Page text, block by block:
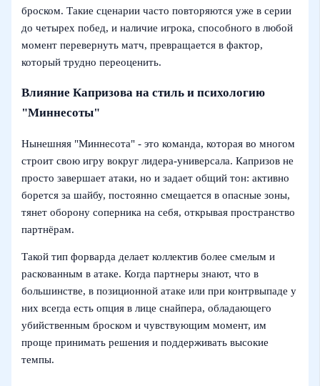
броском. Такие сценарии часто повторяются уже в серии
до четырех побед, и наличие игрока, способного в любой
момент перевернуть матч, превращается в фактор,
который трудно переоценить.
Влияние Капризова на стиль и психологию
"Миннесоты"
Нынешняя "Миннесота" - это команда, которая во многом
строит свою игру вокруг лидера-универсала. Капризов не
просто завершает атаки, но и задает общий тон: активно
борется за шайбу, постоянно смещается в опасные зоны,
тянет оборону соперника на себя, открывая пространство
партнёрам.
Такой тип форварда делает коллектив более смелым и
раскованным в атаке. Когда партнеры знают, что в
большинстве, в позиционной атаке или при контрвыпаде у
них всегда есть опция в лице снайпера, обладающего
убийственным броском и чувствующим момент, им
проще принимать решения и поддерживать высокие
темпы.